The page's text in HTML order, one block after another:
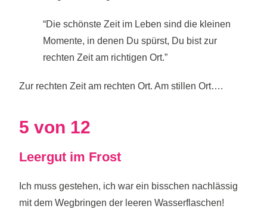
“Die schönste Zeit im Leben sind die kleinen
Momente, in denen Du spürst, Du bist zur
rechten Zeit am richtigen Ort.”
Zur rechten Zeit am rechten Ort. Am stillen Ort….
5 von 12
Leergut im Frost
Ich muss gestehen, ich war ein bisschen nachlässig
mit dem Wegbringen der leeren Wasserflaschen!